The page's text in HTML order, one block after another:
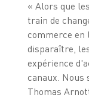
« Alors que
train de
commerce en
disparaître,
expérience
canaux. Nous
Thomas